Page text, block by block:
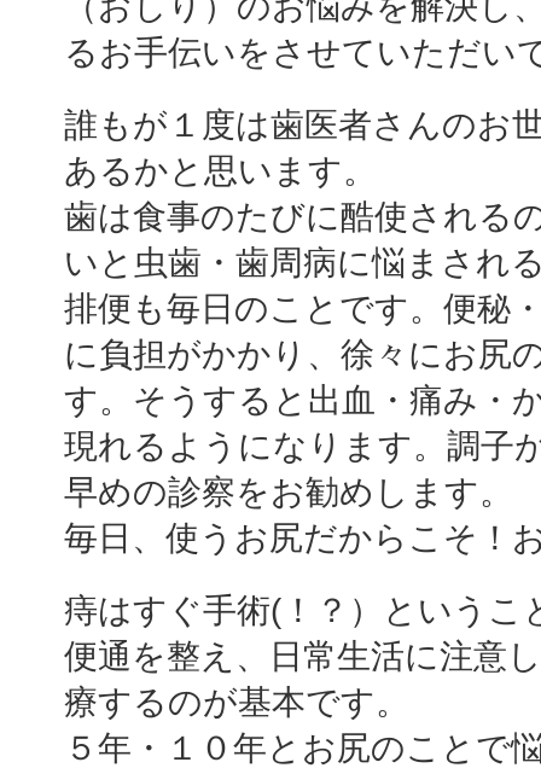
るお手伝いをさせていただい
誰もが１度は歯医者さんのお
あるかと思います。
歯は食事のたびに酷使される
いと虫歯・歯周病に悩まされ
排便も毎日のことです。便秘
に負担がかかり、徐々にお尻
す。そうすると出血・痛み・
現れるようになります。調子
早めの診察をお勧めします。
毎日、使うお尻だからこそ！
痔はすぐ手術(！？）というこ
便通を整え、日常生活に注意
療するのが基本です。
５年・１０年とお尻のことで